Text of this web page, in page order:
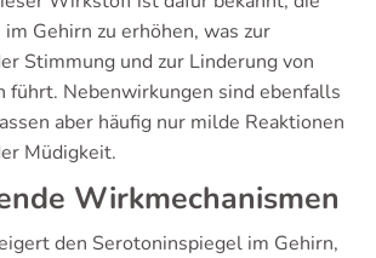
Gehirn zu erhöhen, was zur
Stimmung und zur Linderung von
führt. Nebenwirkungen sind ebenfalls
aber häufig nur milde Reaktionen
Müdigkeit.
Wirkmechanismen
den Serotoninspiegel im Gehirn,